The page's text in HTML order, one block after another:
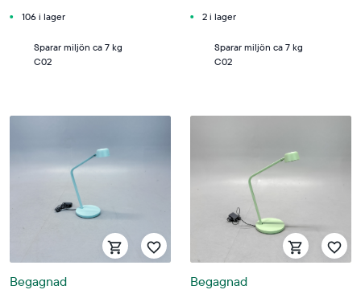
106 i lager
Sparar miljön ca 7 kg
C02
2 i lager
Sparar miljön ca 7 kg
C02
Begagnad
Begagnad